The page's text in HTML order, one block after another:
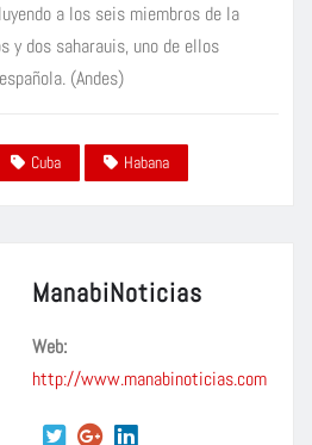
a los seis miembros de la
y dos saharauis, uno de ellos
(Andes)
Cuba Habana
ManabiNoticias
Web:
http://www.manabinoticias.com